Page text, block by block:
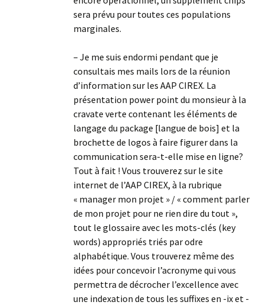
sera prévu pour toutes ces populations
marginales.
– Je me suis endormi pendant que je
consultais mes mails lors de la réunion
d’information sur les AAP CIREX. La
présentation power point du monsieur à la
cravate verte contenant les éléments de
langage du package [langue de bois] et la
brochette de logos à faire figurer dans la
communication sera-t-elle mise en ligne?
Tout à fait ! Vous trouverez sur le site
internet de l’AAP CIREX, à la rubrique
« manager mon projet » / « comment parler
de mon projet pour ne rien dire du tout »,
tout le glossaire avec les mots-clés (key
words) appropriés triés par odre
alphabétique. Vous trouverez même des
idées pour concevoir l’acronyme qui vous
permettra de décrocher l’excellence avec
une indexation de tous les suffixes en -ix et -